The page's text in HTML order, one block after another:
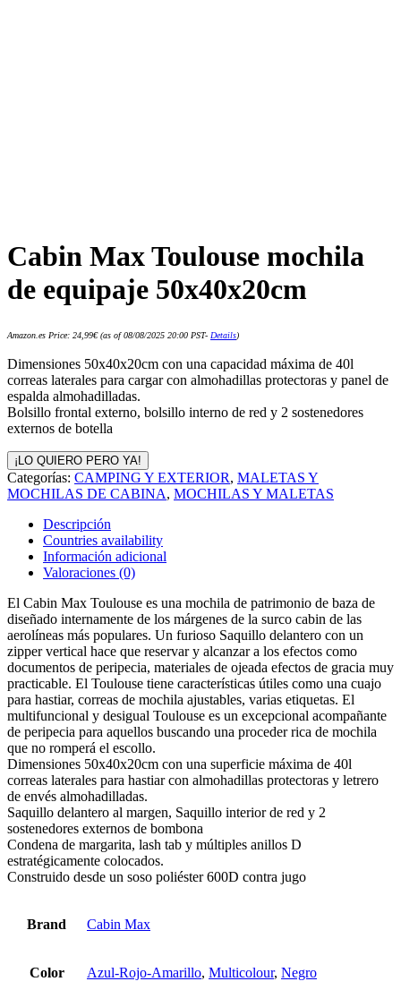
Cabin Max Toulouse mochila
de equipaje 50x40x20cm
Amazon.es Price: 24,99€(as of 08/08/2025 20:00 PST- Details)
Dimensiones 50x40x20cm con una capacidad máxima de 40l
correas laterales para cargar con almohadillas protectoras y panel de
espalda almohadilladas.
Bolsillo frontal externo, bolsillo interno de red y 2 sostenedores
externos de botella
¡LO QUIERO PERO YA!
Categorías: CAMPING Y EXTERIOR, MALETAS Y
MOCHILAS DE CABINA, MOCHILAS Y MALETAS
Descripción
Countries availability
Información adicional
Valoraciones (0)
El Cabin Max Toulouse es una mochila de patrimonio de baza de
diseñado internamente de los márgenes de la surco cabin de las
aerolíneas más populares. Un furioso Saquillo delantero con un
zipper vertical hace que reservar y alcanzar a los efectos como
documentos de peripecia, materiales de ojeada efectos de gracia muy
practicable. El Toulouse tiene características útiles como una cuajo
para hastiar, correas de mochila ajustables, varias etiquetas. El
multifuncional y desigual Toulouse es un excepcional acompañante
de peripecia para aquellos buscando una proceder rica de mochila
que no romperá el escollo.
Dimensiones 50x40x20cm con una superficie máxima de 40l
correas laterales para hastiar con almohadillas protectoras y letrero
de envés almohadilladas.
Saquillo delantero al margen, Saquillo interior de red y 2
sostenedores externos de bombona
Condena de margarita, lash tab y múltiples anillos D
estratégicamente colocados.
Construido desde un soso poliéster 600D contra jugo
Brand Cabin Max
Color Azul-Rojo-Amarillo, Multicolour, Negro